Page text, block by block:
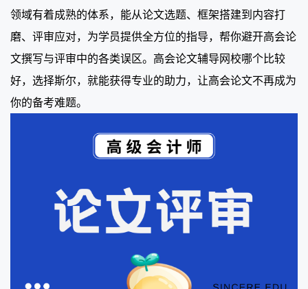
领域有着成熟的体系，能从论文选题、框架搭建到内容打
磨、评审应对，为学员提供全方位的指导，帮你避开高会论
文撰写与评审中的各类误区。高会论文辅导网校哪个比较
好，选择斯尔，就能获得专业的助力，让高会论文不再成为
你的备考难题。